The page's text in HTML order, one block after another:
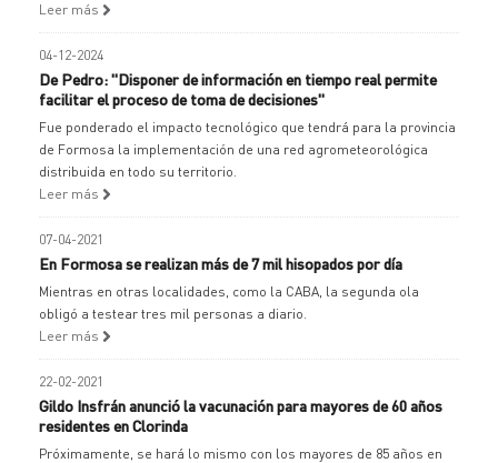
Leer más
04-12-2024
De Pedro: "Disponer de información en tiempo real permite
facilitar el proceso de toma de decisiones"
Fue ponderado el impacto tecnológico que tendrá para la provincia
de Formosa la implementación de una red agrometeorológica
distribuida en todo su territorio.
Leer más
07-04-2021
En Formosa se realizan más de 7 mil hisopados por día
Mientras en otras localidades, como la CABA, la segunda ola
obligó a testear tres mil personas a diario.
Leer más
22-02-2021
Gildo Insfrán anunció la vacunación para mayores de 60 años
residentes en Clorinda
Próximamente, se hará lo mismo con los mayores de 85 años en